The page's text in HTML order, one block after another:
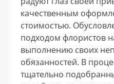
качественным
стоимостью.
подходом флористов
выполнению своих
обязанностей. В
тщательно